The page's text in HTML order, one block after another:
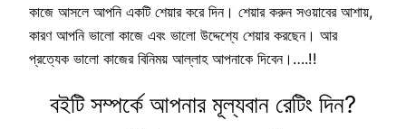
কাজে আসলে আপনি একটি শেয়ার করে দিন। শেয়ার করুন সওয়াবের আশায়,
কারণ আপনি ভালো কাজে এবং ভালো উদ্দেশ্যে শেয়ার করছেন। আর
প্রত্যেক ভালো কাজের বিনিময় আল্লাহ আপনাকে দিবেন।….!!
বইটি সম্পর্কে আপনার মূল্যবান রেটিং দিন?